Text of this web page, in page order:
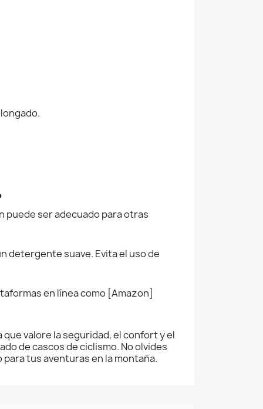
puede ser adecuado para otras
detergente suave. Evita el uso de
en línea como [Amazon]
valore la seguridad, el confort y el
de cascos de ciclismo. No olvides
tus aventuras en la montaña.